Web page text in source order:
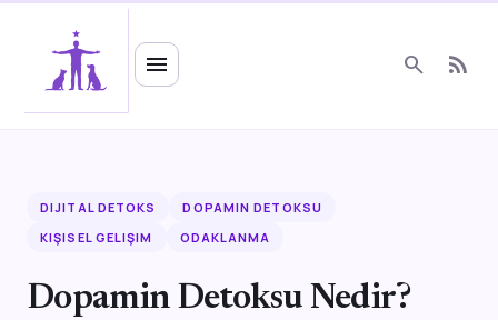
menu
Ruhsal Enerji
search rss_feed
DIJITAL DETOKS
DOPAMIN DETOKSU
KIŞISEL GELIŞIM
ODAKLANMA
Dopamin Detoksu Nedir?